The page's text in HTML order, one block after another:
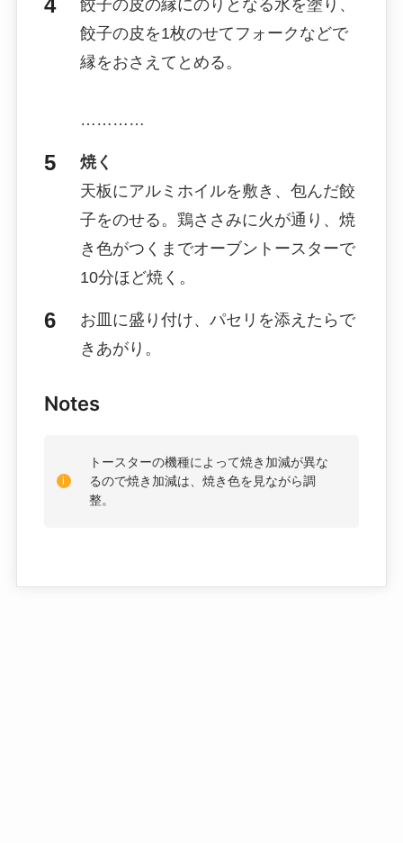
餃子の皮の縁にのりとなる水を塗り、
餃子の皮を1枚のせてフォークなどで
縁をおさえてとめる。
…………
焼く
天板にアルミホイルを敷き、包んだ餃
子をのせる。鶏ささみに火が通り、焼
き色がつくまでオーブントースターで
10分ほど焼く。
お皿に盛り付け、パセリを添えたらで
きあがり。
Notes
トースターの機種によって焼き加減が異な
るので焼き加減は、焼き色を見ながら調
整。